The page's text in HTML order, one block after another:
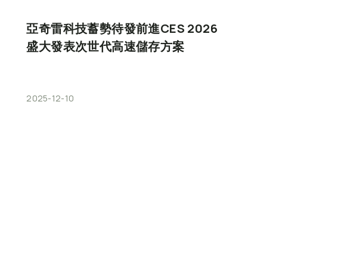
亞奇雷科技蓄勢待發前進CES 2026
盛大發表次世代高速儲存方案
2025-12-10